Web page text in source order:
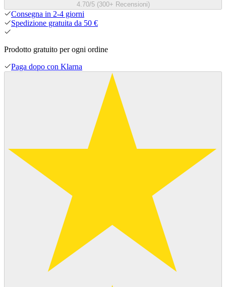
4.70/5 (300+ Recensioni)
Consegna in 2-4 giorni
Spedizione gratuita da 50 €
Prodotto gratuito per ogni ordine
Paga dopo con Klarna